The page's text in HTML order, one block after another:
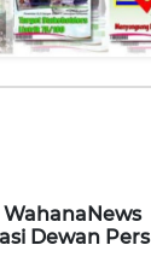
WahanaNews
Dewan Pers